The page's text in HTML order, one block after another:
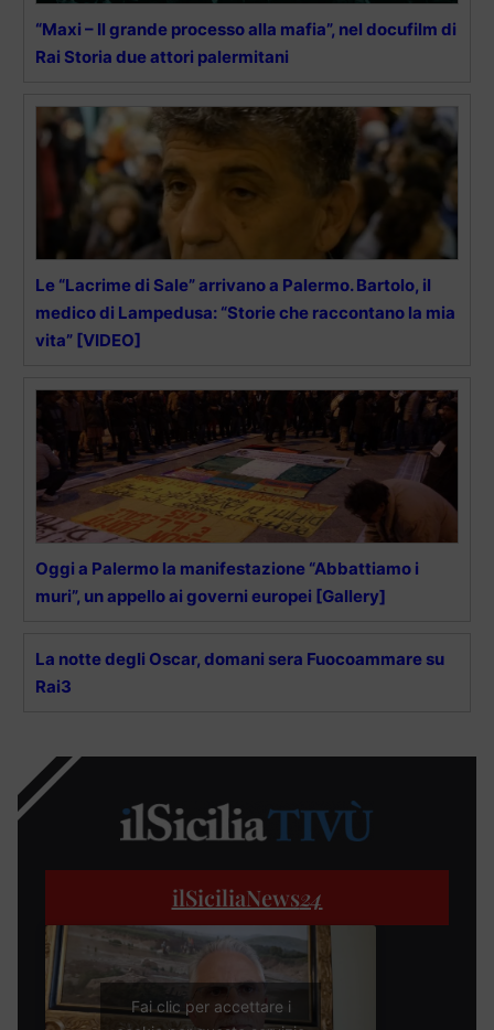
“Maxi – Il grande processo alla mafia”, nel docufilm di
Rai Storia due attori palermitani
Le “Lacrime di Sale” arrivano a Palermo. Bartolo, il
medico di Lampedusa: “Storie che raccontano la mia
vita” [VIDEO]
Oggi a Palermo la manifestazione “Abbattiamo i
muri”, un appello ai governi europei [Gallery]
La notte degli Oscar, domani sera Fuocoammare su
Rai3
ilSiciliaNews24
Fai clic per accettare i